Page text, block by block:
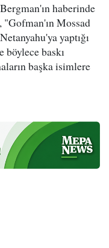
haberinde
"Gofman'ın Mossad
yaptığı
baskı
başka isimlere